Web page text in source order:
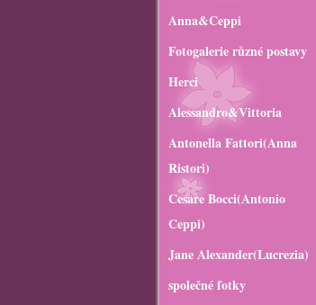
Anna&Ceppi
Fotogalerie různé postavy
Herci
Alessandro&Vittoria
Antonella Fattori(Anna
Ristori)
Cesare Bocci(Antonio
Ceppi)
Jane Alexander(Lucrezia)
společné fotky